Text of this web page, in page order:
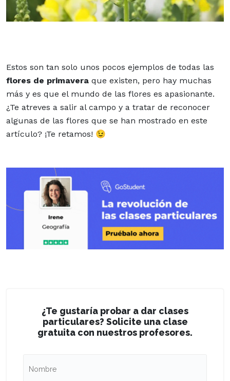
Estos son tan solo unos pocos ejemplos de todas las
flores de primavera que existen, pero hay muchas
más y es que el mundo de las flores es apasionante.
¿Te atreves a salir al campo y a tratar de reconocer
algunas de las flores que se han mostrado en este
artículo? ¡Te retamos! 😉
¿Te gustaría probar a dar clases
particulares? Solicite una clase
gratuita con nuestros profesores.